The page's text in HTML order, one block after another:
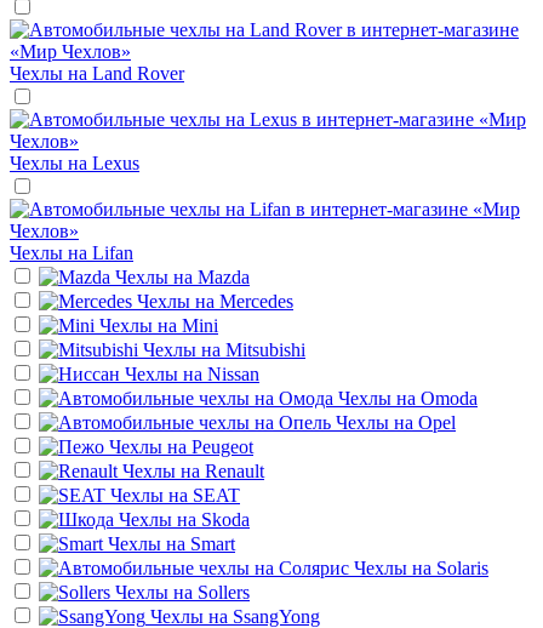
Чехлы на Land Rover
Чехлы на Lexus
Чехлы на Lifan
Чехлы на Mazda
Чехлы на Mercedes
Чехлы на Mini
Чехлы на Mitsubishi
Чехлы на Nissan
Чехлы на Omoda
Чехлы на Opel
Чехлы на Peugeot
Чехлы на Renault
Чехлы на SEAT
Чехлы на Skoda
Чехлы на Smart
Чехлы на Solaris
Чехлы на Sollers
Чехлы на SsangYong